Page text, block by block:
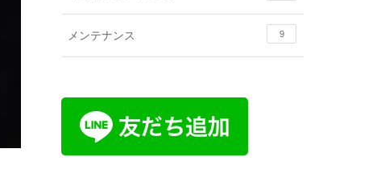
メンテナンス 9